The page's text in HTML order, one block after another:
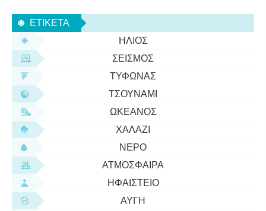
συνάδελφό της, τον πρωτοπόρο γεωλόγο Michael
J. Russell, μέλος του Ινσ
ΕΤΙΚΈΤΑ
ΉΛΙΟΣ
ΣΕΙΣΜΌΣ
ΤΥΦΏΝΑΣ
ΤΣΟΥΝΆΜΙ
ΩΚΕΑΝΌΣ
ΧΑΛΆΖΙ
ΝΕΡΌ
ΑΤΜΌΣΦΑΙΡΑ
ΗΦΑΊΣΤΕΙΟ
ΑΥΓΉ